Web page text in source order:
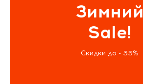
Зимний
Sale!
Скидки до - 35%